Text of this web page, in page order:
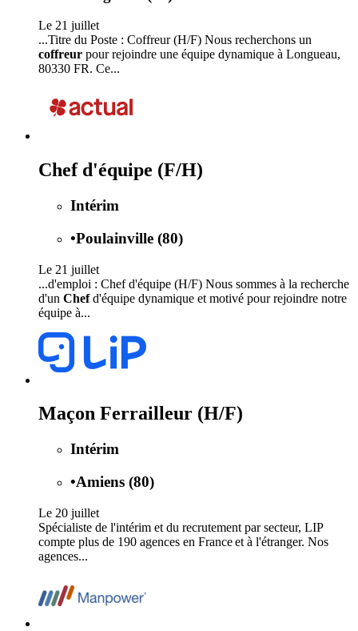
Le 21 juillet
...Titre du Poste : Coffreur (H/F) Nous recherchons un
coffreur pour rejoindre une équipe dynamique à Longueau,
80330 FR. Ce...
Chef d'équipe (F/H)
Intérim
•Poulainville (80)
Le 21 juillet
...d'emploi : Chef d'équipe (H/F) Nous sommes à la recherche
d'un Chefd'équipe dynamique et motivé pour rejoindre notre
équipe à...
Maçon Ferrailleur (H/F)
Intérim
•Amiens (80)
Le 20 juillet
Spécialiste de l'intérim et du recrutement par secteur, LIP
compte plus de 190 agences en France et à l'étranger. Nos
agences...